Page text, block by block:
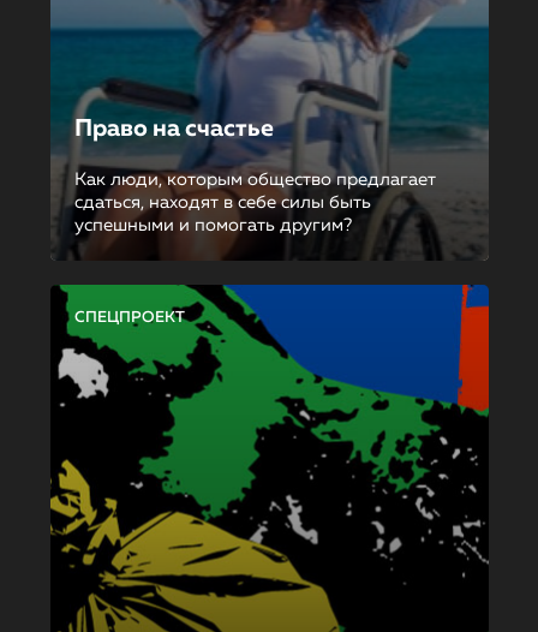
Право на счастье
Как люди, которым общество предлагает
сдаться, находят в себе силы быть
успешными и помогать другим?
СПЕЦПРОЕКТ